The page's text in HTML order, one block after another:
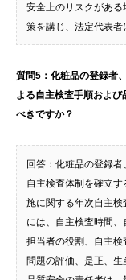
安全上のリスクがあ
策を講じ、法定代表者
質問5：化粧品の登録者
よる自主検査手順およ
べきですか？
回答：化粧品の登録
自主検査体制を確立
施に関する年次自主検
には、自主検査時間
担当者の役割、自主
問題の評価、是正、生